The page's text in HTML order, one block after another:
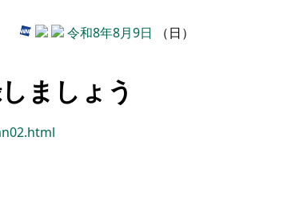
令和8年8月9日 （日）
ましょう